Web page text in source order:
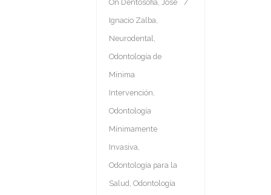
On Dentosofia
José
Ignacio Zalba
Neurodental
Odontología de
Mínima
Intervención
Odontología
Mínimamente
Invasiva
Odontología para la
Salud Odontología